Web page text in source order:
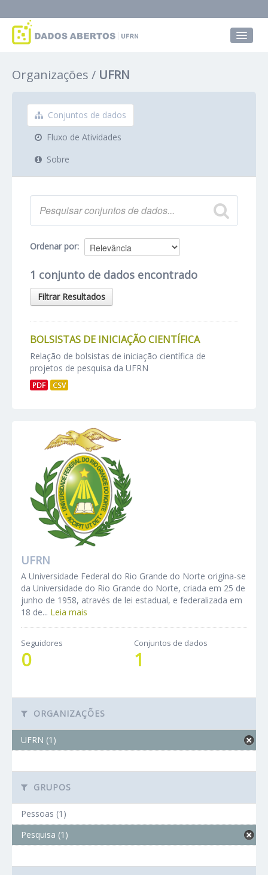
Grupos
Sobre
Organizações UFRN
Conjuntos de dados
Fluxo de Atividades
Sobre
Ordenar por
1 conjunto de dados encontrado
Filtrar Resultados
BOLSISTAS DE INICIAÇÃO CIENTÍFICA
Relação de bolsistas de iniciação científica de
projetos de pesquisa da UFRN
PDF CSV
UFRN
A Universidade Federal do Rio Grande do Norte origina-se
da Universidade do Rio Grande do Norte, criada em 25 de
junho de 1958, através de lei estadual, e federalizada em
18 de... Leia mais
Seguidores
0
Conjuntos de dados
1
ORGANIZAÇÕES
UFRN (1)
GRUPOS
Pessoas (1)
Pesquisa (1)